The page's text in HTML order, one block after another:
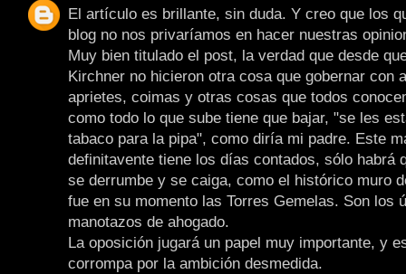
El artículo es brillante, sin duda. Y creo que los
blog no nos privaríamos en hacer nuestras
Muy bien titulado el post, la verdad que desde
Kirchner no hicieron otra cosa que gobernar con
aprietes, coimas y otras cosas que todos
como todo lo que sube tiene que bajar, "se les
tabaco para la pipa", como diría mi padre. Este
definitavente tiene los días contados, sólo habrá
se derrumbe y se caiga, como el histórico muro
fue en su momento las Torres Gemelas. Son los
manotazos de ahogado.
La oposición jugará un papel muy importante, y
corrompa por la ambición desmedida.